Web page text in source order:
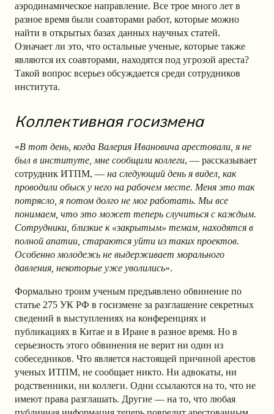
аэродинамическое направление. Все трое много лет в
разное время были соавторами работ, которые можно
найти в открытых базах данных научных статей.
Означает ли это, что остальные ученые, которые также
являются их соавторами, находятся под угрозой ареста?
Такой вопрос всерьез обсуждается среди сотрудников
института.
Коллективная госизмена
«В тот день, когда Валерия Ивановича арестовали, я не
был в институте, мне сообщили коллеги, — рассказывает
сотрудник ИТПМ, — на следующий день я видел, как
проводили обыск у него на рабочем месте. Меня это так
потрясло, я потом долго не мог работать. Мы все
понимаем, что это может теперь случиться с каждым.
Сотрудники, близкие к «закрытым» темам, находятся в
полной апатии, стараются уйти из таких проектов.
Особенно молодежь не выдерживает морального
давления, некоторые уже уволились».
Формально троим ученым предъявлено обвинение по
статье 275 УК РФ в госизмене за разглашение секретных
сведений в выступлениях на конференциях и
публикациях в Китае и в Иране в разное время. Но в
серьезность этого обвинения не верит ни один из
собеседников. Что является настоящей причиной арестов
ученых ИТПМ, не сообщает никто. Ни адвокаты, ни
родственники, ни коллеги. Одни ссылаются на то, что не
имеют права разглашать. Другие — на то, что любая